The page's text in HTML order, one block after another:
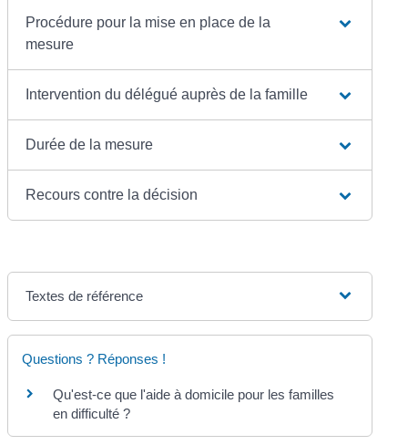
Procédure pour la mise en place de la
mesure
Intervention du délégué auprès de la famille
Durée de la mesure
Recours contre la décision
Textes de référence
Questions ? Réponses !
Qu'est-ce que l'aide à domicile pour les familles
en difficulté ?